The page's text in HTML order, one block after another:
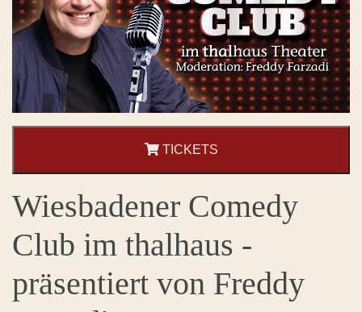
TICKETS
Wiesbadener Comedy
Club im thalhaus -
präsentiert von Freddy